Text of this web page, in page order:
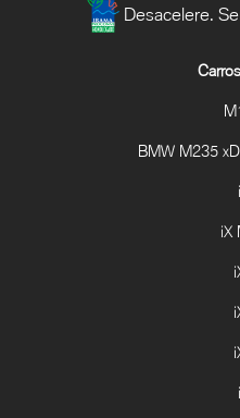
Desacelere.
BMW M235
iX